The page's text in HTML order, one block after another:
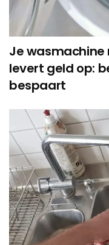
Je
levert geld op:
bespaart